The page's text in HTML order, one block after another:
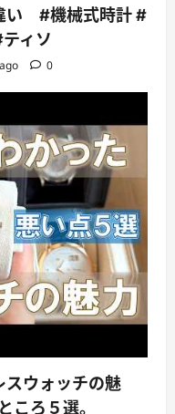
い #機械式時計 #
ィソ
0
スウォッチの魅
ころ５選。